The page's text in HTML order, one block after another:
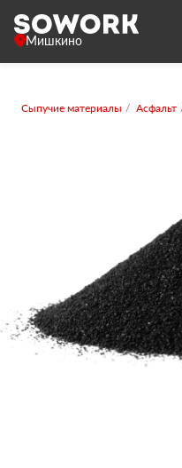
Мишкино
Сыпучие материалы Асфальт